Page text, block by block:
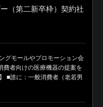
（第二新卒枠）契約社
グモールやプロモーション会
費者向けの医療機器の提案を
■誰に：一般消費者（老若男